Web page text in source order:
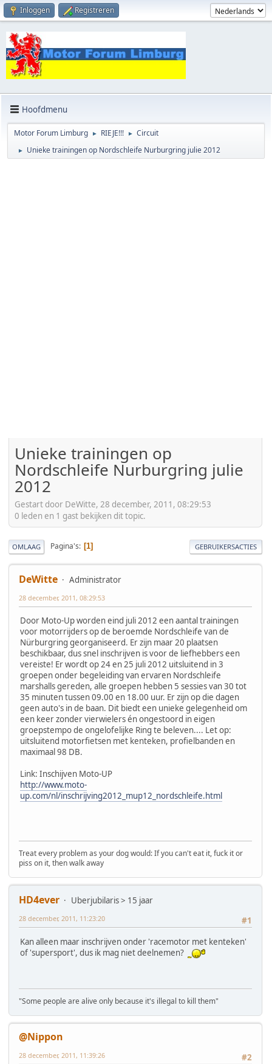
Inloggen Registreren
Hoofdmenu
Motor Forum Limburg ► RIEJE!!! ► Circuit
► Unieke trainingen op Nordschleife Nurburgring julie 2012
Unieke trainingen op
Nordschleife Nurburgring julie
2012
Gestart door DeWitte, 28 december, 2011, 08:29:53
0 leden en 1 gast bekijken dit topic.
OMLAAG Pagina's 1 GEBRUIKERSACTIES
DeWitte Administrator
28 december, 2011, 08:29:53
Door Moto-Up worden eind juli 2012 een aantal trainingen
voor motorrijders op de beroemde Nordschleife van de
Nürburgring georganiseerd. Er zijn maar 20 plaatsen
beschikbaar, dus snel inschrijven is voor de liefhebbers een
vereiste! Er wordt op 24 en 25 juli 2012 uitsluitend in 3
groepen onder begeleiding van ervaren Nordschleife
marshalls gereden, alle groepen hebben 5 sessies van 30 tot
35 minuten tussen 09.00 en 18.00 uur. Er zijn op die dagen
geen auto's in de baan. Dit biedt een unieke gelegenheid om
een keer zonder vierwielers én ongestoord in eigen
groepstempo de ongelofelijke Ring te beleven.... Let op:
uitsluitend motorfietsen met kenteken, profielbanden en
maximaal 98 DB.
Link: Inschijven Moto-UP
http://www.moto-
up.com/nl/inschrijving2012_mup12_nordschleife.html
Treat every problem as your dog would: If you can't eat it, fuck it or
piss on it, then walk away
HD4ever
Uberjubilaris > 15 jaar
#1
28 december, 2011, 11:23:20
Kan alleen maar inschrijven onder 'racemotor met kenteken'
of 'supersport', dus ik mag niet deelnemen?
"Some people are alive only because it's illegal to kill them"
@Nippon
#2
28 december, 2011, 11:39:26